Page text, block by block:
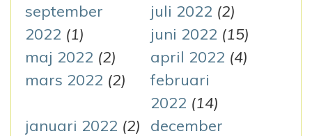
september
2022 (1)
juli 2022 (2)
juni 2022 (15)
maj 2022 (2) april 2022 (4)
mars 2022 (2)
februari
2022 (14)
januari 2022 (2)
december